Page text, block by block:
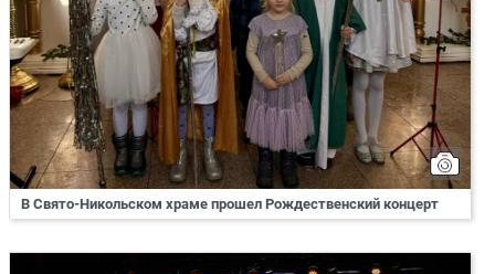
В Свято-Никольском храме прошел Рождественский концерт